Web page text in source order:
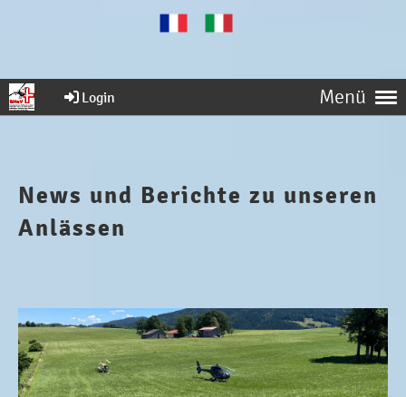
Menü
Login
News und Berichte zu unseren
Anlässen